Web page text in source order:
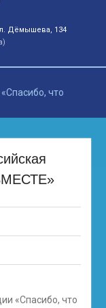
Дёмышева, 134
что
«Спасибо, что